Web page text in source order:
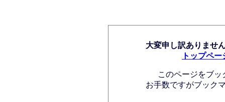
大変申し訳ありませ
トップペー
このページをブ
お手数ですがブック